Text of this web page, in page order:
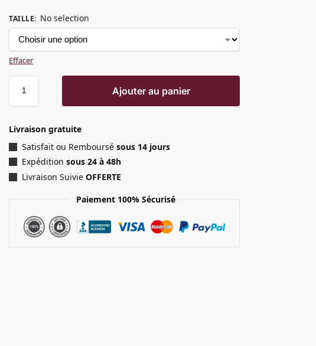
TAILLE: No selection
Effacer
Ajouter au panier
Livraison gratuite
Satisfait ou Remboursésous 14 jours
Expédition sous 24 à 48h
Livraison SuivieOFFERTE
Paiement 100% Sécurisé